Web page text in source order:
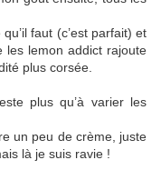
faut (c’est parfait) et
les lemon addict rajoute
plus corsée.
plus qu’à varier les
un peu de crème, juste
là je suis ravie !